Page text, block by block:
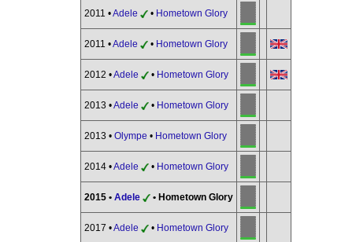
2011 •Adele • Hometown Glory
2011 •Adele • Hometown Glory
2012 •Adele • Hometown Glory
2013 •Adele • Hometown Glory
2013 • Olympe • Hometown Glory
2014 •Adele • Hometown Glory
2015 • Adele • Hometown Glory
2017 •Adele • Hometown Glory